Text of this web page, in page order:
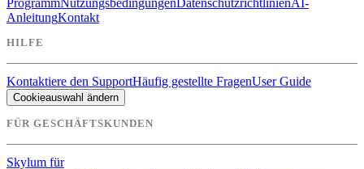
ProgrammNutzungsbedingungenDatenschutzrichtlinienAI-
AnleitungKontakt
HILFE
Kontaktiere den SupportHäufig gestellte FragenUser Guide
Cookieauswahl ändern
FÜR GESCHÄFTSKUNDEN
Skylum für